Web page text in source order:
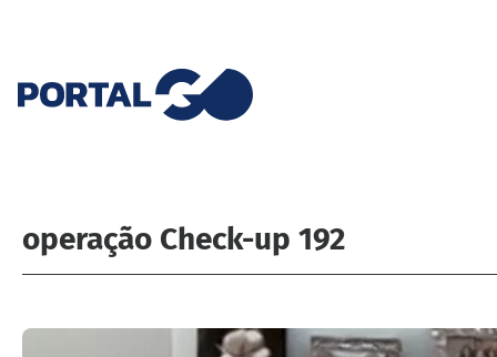
operação Check-up 192